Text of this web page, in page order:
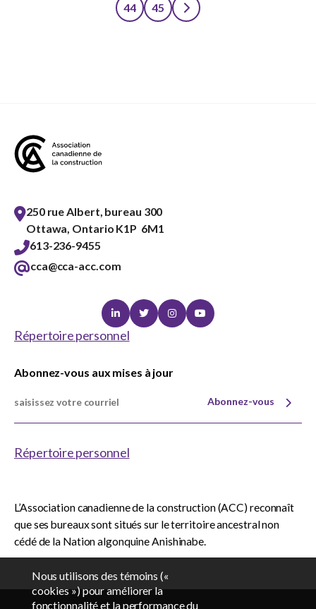
pagination
44 45
250 rue Albert, bureau 300
Ottawa, Ontario K1P 6M1
613-236-9455
cca@cca-acc.com
LinkedinTwitterInstagramYoutube
Répertoire personnel
Abonnez-vous aux mises à jour
Abonnez-vous
Répertoire personnel
L’Association canadienne de la construction (ACC) reconnaît
que ses bureaux sont situés sur le territoire ancestral non
cédé de la Nation algonquine Anishinabe.
Nous utilisons des témoins («
cookies ») pour améliorer la
fonctionnalité et la performance du